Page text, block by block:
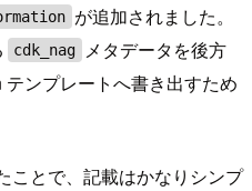
が追加されました。
cdk_nag
メタデータを後方
ンプレートへ書き出すため
ことで、記載はかなりシンプ